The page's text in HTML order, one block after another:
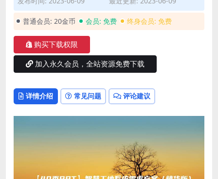
普通会员: 20金币 会员: 免费 终身会员: 免费
购买下载权限
加入永久会员，全站资源免费下载
详情介绍 常见问题 评论建议